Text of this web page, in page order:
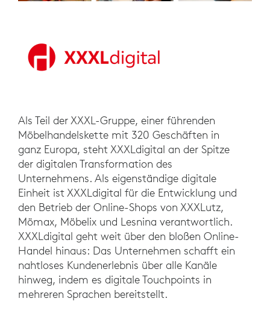
Als Teil der XXXL-Gruppe, einer führenden
Möbelhandelskette mit 320 Geschäften in
ganz Europa, steht XXXLdigital an der Spitze
der digitalen Transformation des
Unternehmens. Als eigenständige digitale
Einheit ist XXXLdigital für die Entwicklung und
den Betrieb der Online-Shops von XXXLutz,
Mömax, Möbelix und Lesnina verantwortlich.
XXXLdigital geht weit über den bloßen Online-
Handel hinaus: Das Unternehmen schafft ein
nahtloses Kundenerlebnis über alle Kanäle
hinweg, indem es digitale Touchpoints in
mehreren Sprachen bereitstellt.